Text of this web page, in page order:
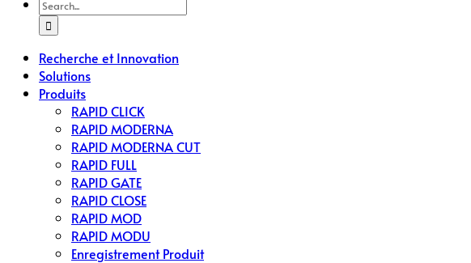
for:
Recherche et Innovation
Solutions
Produits
RAPID CLICK
RAPID MODERNA
RAPID MODERNA CUT
RAPID FULL
RAPID GATE
RAPID CLOSE
RAPID MOD
RAPID MODU
Enregistrement Produit